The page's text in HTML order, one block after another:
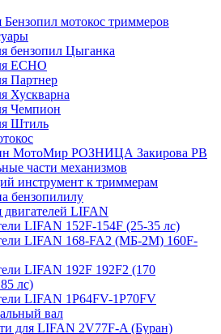
Бензопил мотокос триммеров
бензопил Цыганка
ЕСНО
Партнер
Хускварна
Чемпион
Штиль
МотоМир РОЗНИЦА Закирова РВ
части механизмов
инструмент к триммерам
бензопилилу
двигателей LIFAN
LIFAN 152F-154F (25-35 лс)
LIFAN 168-FA2 (МБ-2М) 160F-
LIFAN 192F 192F2 (170
лс)
LIFAN 1Р64FV-1Р70FV
вал
для LIFAN 2V77F-A (Буран)